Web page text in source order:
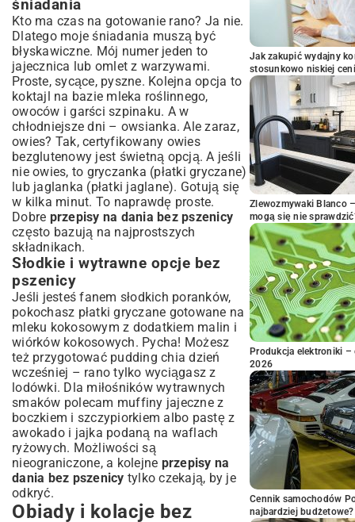
śniadania
Kto ma czas na gotowanie rano? Ja nie.
Dlatego moje śniadania muszą być
błyskawiczne. Mój numer jeden to
jajecznica lub omlet z warzywami.
Proste, sycące, pyszne. Kolejna opcja to
koktajl na bazie mleka roślinnego,
owoców i garści szpinaku. A w
chłodniejsze dni – owsianka. Ale zaraz,
owies? Tak, certyfikowany owies
bezglutenowy jest świetną opcją. A jeśli
nie owies, to gryczanka (płatki gryczane)
lub jaglanka (płatki jaglane). Gotują się
w kilka minut. To naprawdę proste.
Dobre przepisy na dania bez pszenicy
często bazują na najprostszych
składnikach.
Słodkie i wytrawne opcje bez
pszenicy
Jeśli jesteś fanem słodkich poranków,
pokochasz płatki gryczane gotowane na
mleku kokosowym z dodatkiem malin i
wiórków kokosowych. Pycha! Możesz
też przygotować pudding chia dzień
wcześniej – rano tylko wyciągasz z
lodówki. Dla miłośników wytrawnych
smaków polecam muffiny jajeczne z
boczkiem i szczypiorkiem albo pastę z
awokado i jajka podaną na waflach
ryżowych. Możliwości są
nieograniczone, a kolejne przepisy na
dania bez pszenicy tylko czekają, by je
odkryć.
Obiady i kolacje bez
Jak zakupić wydajny
stosunkowo niskiej
Zlewozmywaki Blanco
mogą się nie
Produkcja elektroniki –
2026
Cennik samochodów
najbardziej budżetowe?